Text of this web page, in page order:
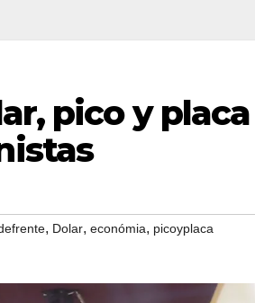
pico y
, Dolar, económia, picoyplaca